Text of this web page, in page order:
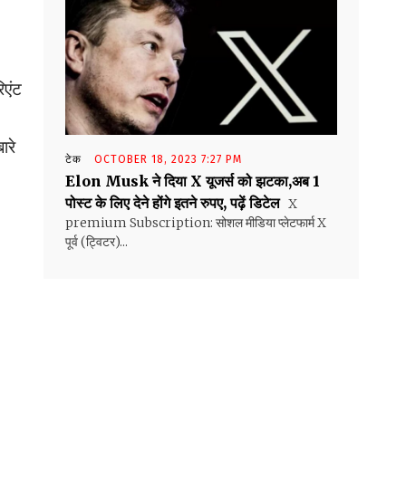
टेक OCTOBER 18, 2023 7:27 PM
Elon Musk ने दिया X यूजर्स को झटका,अब 1
पोस्ट के लिए देने होंगे इतने रुपए, पढ़ें डिटेल X
premium Subscription: सोशल मीडिया प्लेटफार्म X
पूर्व (ट्विटर)...